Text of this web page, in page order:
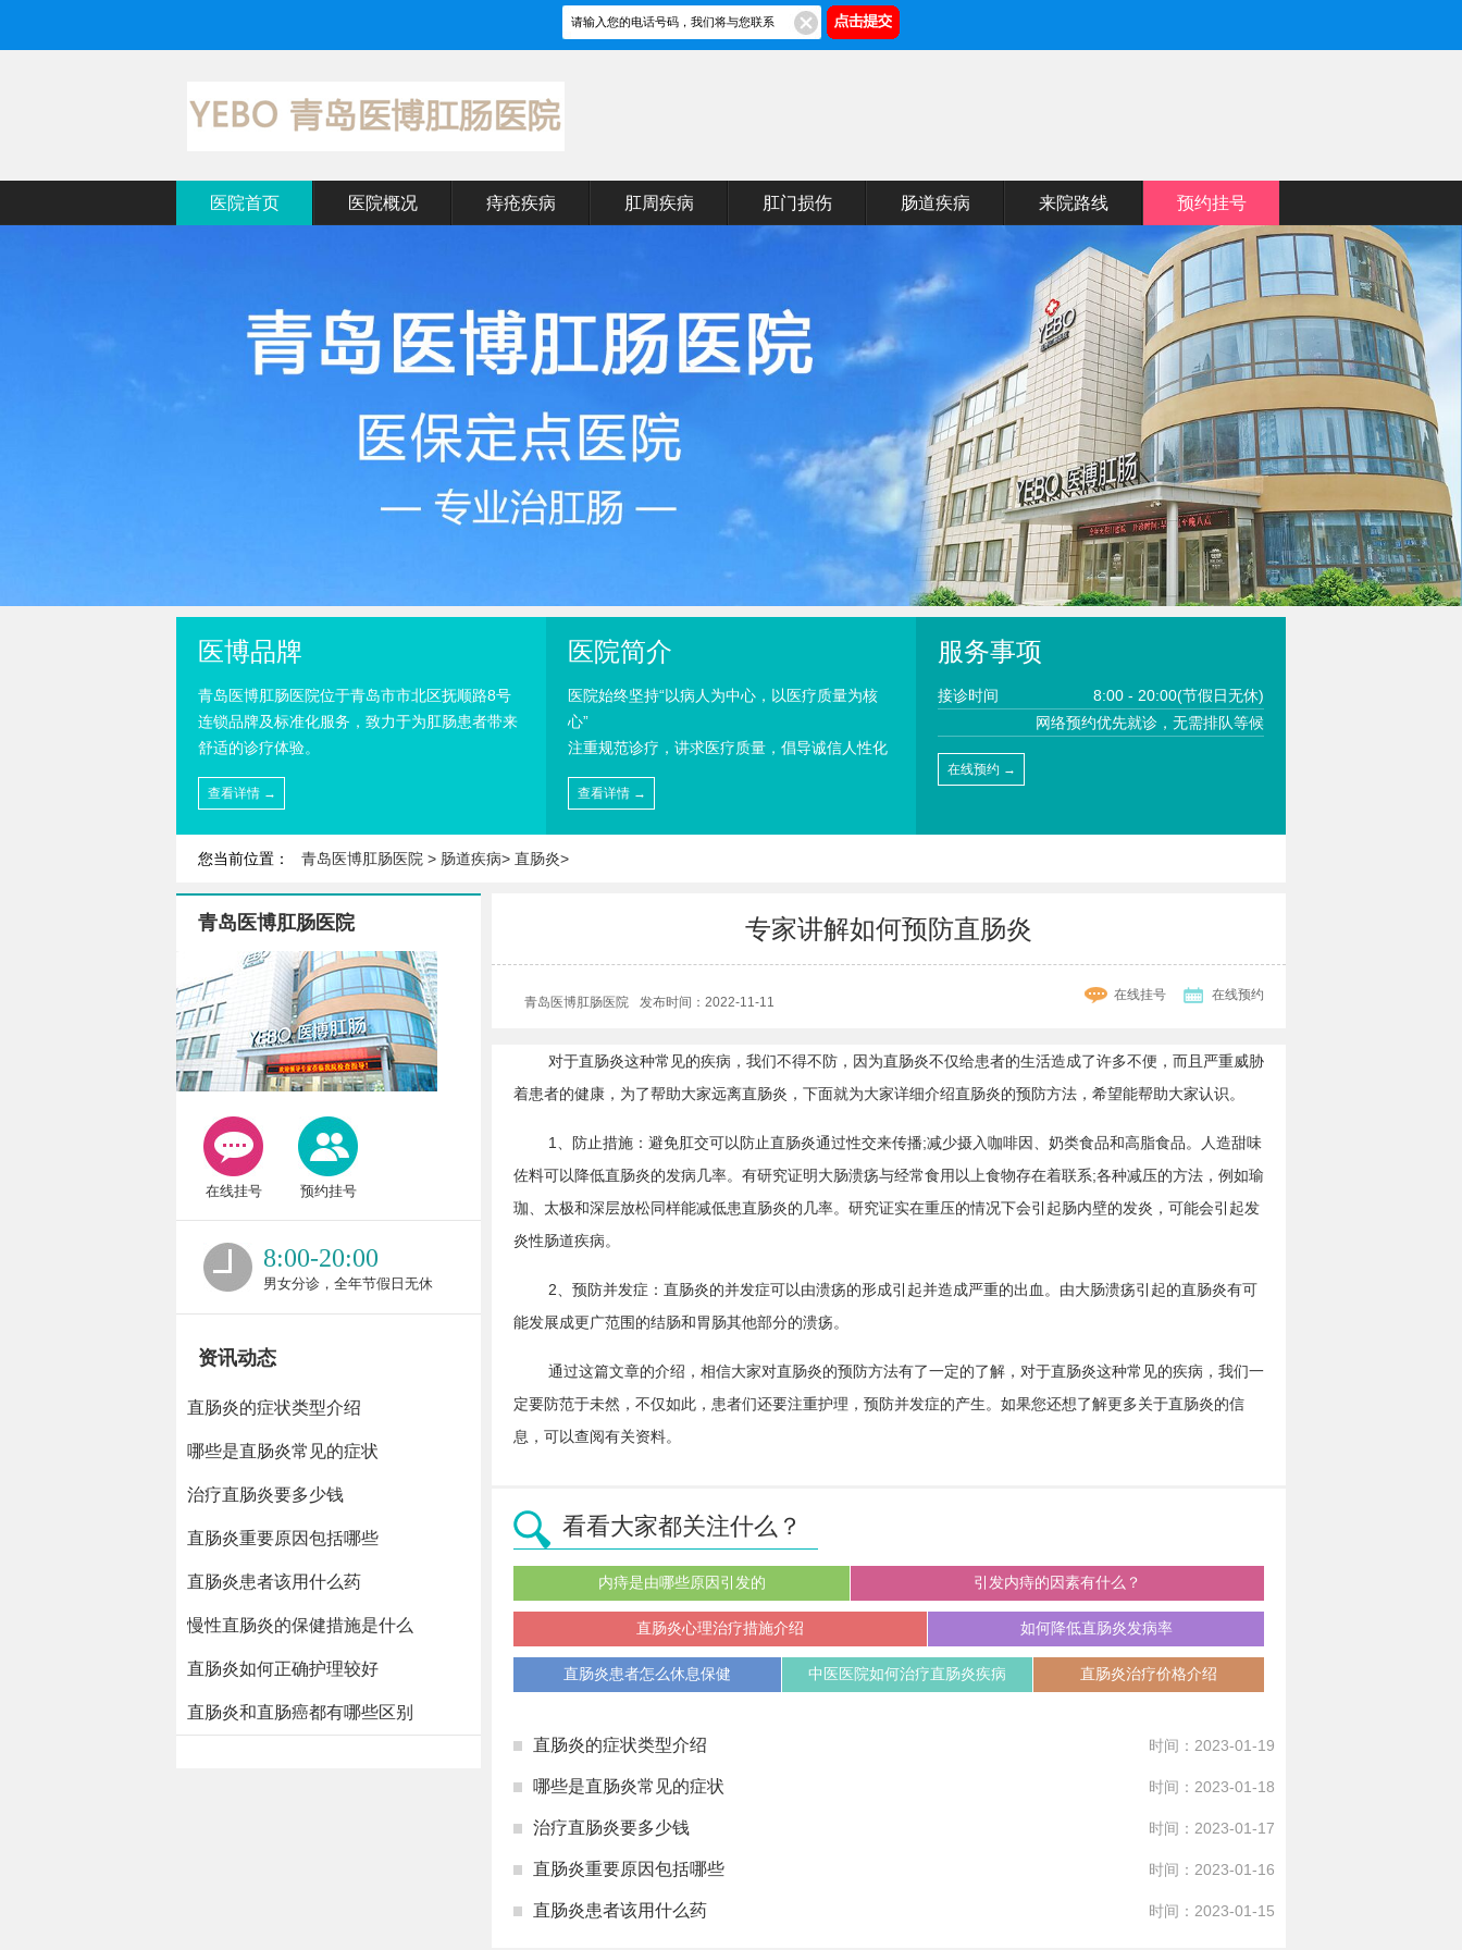
医院首页 医院概况 痔疮疾病 肛周疾病 肛门损伤 肠道疾病 来院路线 预约挂号
医博品牌
青岛医博肛肠医院位于青岛市市北区抚顺路8号
连锁品牌及标准化服务，致力于为肛肠患者带来
舒适的诊疗体验。
查看详情 →
医院简介
医院始终坚持“以病人为中心，以医疗质量为核
心”
注重规范诊疗，讲求医疗质量，倡导诚信人性化
查看详情 →
服务事项
8:00 - 20:00(节假日无休)
接诊时间
网络预约优先就诊，无需排队等候
在线预约 →
您当前位置： 青岛医博肛肠医院 > 肠道疾病> 直肠炎>
青岛医博肛肠医院
在线挂号 预约挂号
8:00-20:00
男女分诊，全年节假日无休
资讯动态
直肠炎的症状类型介绍
哪些是直肠炎常见的症状
治疗直肠炎要多少钱
直肠炎重要原因包括哪些
直肠炎患者该用什么药
慢性直肠炎的保健措施是什么
直肠炎如何正确护理较好
直肠炎和直肠癌都有哪些区别
专家讲解如何预防直肠炎
青岛医博肛肠医院 发布时间：2022-11-11 在线挂号 在线预约
对于直肠炎这种常见的疾病，我们不得不防，因为直肠炎不仅给患者的生活造成了许多不便，而且严重威胁
着患者的健康，为了帮助大家远离直肠炎，下面就为大家详细介绍直肠炎的预防方法，希望能帮助大家认识。
1、防止措施：避免肛交可以防止直肠炎通过性交来传播;减少摄入咖啡因、奶类食品和高脂食品。人造甜味
佐料可以降低直肠炎的发病几率。有研究证明大肠溃疡与经常食用以上食物存在着联系;各种减压的方法，例如瑜
珈、太极和深层放松同样能减低患直肠炎的几率。研究证实在重压的情况下会引起肠内壁的发炎，可能会引起发
炎性肠道疾病。
2、预防并发症：直肠炎的并发症可以由溃疡的形成引起并造成严重的出血。由大肠溃疡引起的直肠炎有可
能发展成更广范围的结肠和胃肠其他部分的溃疡。
通过这篇文章的介绍，相信大家对直肠炎的预防方法有了一定的了解，对于直肠炎这种常见的疾病，我们一
定要防范于未然，不仅如此，患者们还要注重护理，预防并发症的产生。如果您还想了解更多关于直肠炎的信
息，可以查阅有关资料。
看看大家都关注什么？
引发内痔的因素有什么？
内痔是由哪些原因引发的
直肠炎心理治疗措施介绍 如何降低直肠炎发病率
直肠炎患者怎么休息保健 直肠炎治疗价格介绍
中医医院如何治疗直肠炎疾病
时间：2023-01-19
直肠炎的症状类型介绍
时间：2023-01-18
哪些是直肠炎常见的症状
时间：2023-01-17
治疗直肠炎要多少钱
时间：2023-01-16
直肠炎重要原因包括哪些
时间：2023-01-15
直肠炎患者该用什么药